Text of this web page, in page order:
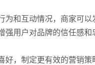
和互动情况，商家可
强用户对品牌的信任感和
，制定更有效的营销